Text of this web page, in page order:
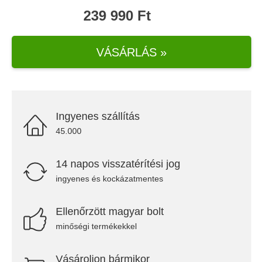
239 990 Ft
VÁSÁRLÁS »
Ingyenes szállítás
45.000
14 napos visszatérítési jog
ingyenes és kockázatmentes
Ellenőrzött magyar bolt
minőségi termékekkel
Vásároljon bármikor